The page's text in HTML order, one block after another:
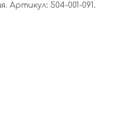
504-001-091.